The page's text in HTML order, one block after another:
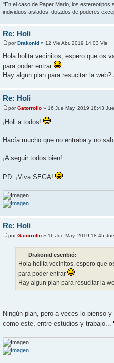
"En el caso de Paper Mario, los estereotipos
individuos aislados, dotados de poderes
Re: Holi
porDrakonid » 12 Vie Abr, 2019 14:03 Vie
Hola holita vecinitos, espero que os
para poder entrar
Hay algun plan para resucitar la
Re: Holi
porGatorrollo » 16 Jue May, 2019 18:43 Jue
¡Holi a todos!
Hacía mucho que no entraba y no
¡A seguir todos bien!
PD: ¡Viva SEGA!
Re: Holi
porGatorrollo » 16 Jue May, 2019 18:45 Jue
Drakonid escribió:
Hola holita vecinitos, espero que
para poder entrar
Hay algun plan para resucitar la
Ningún plan, pero a veces lo pienso
como este, entre estudios y trabajo...